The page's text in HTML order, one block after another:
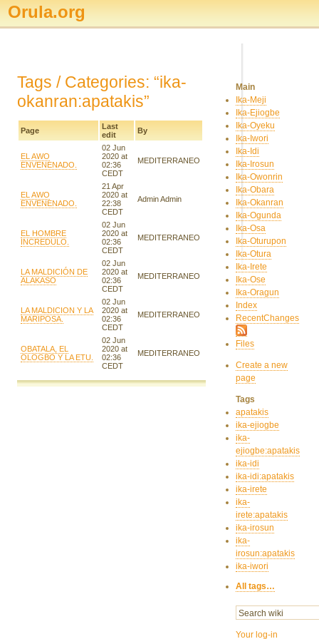
Orula.org
Tags / Categories: “ika-
okanran:apatakis”
Page
Last
edit
By
EL AWO
ENVENENADO.
02 Jun
2020 at
02:36
CEDT
MEDITERRANEO
EL AWO
ENVENENADO.
21 Apr
2020 at
22:38
CEDT
Admin Admin
EL HOMBRE
INCREDULO.
02 Jun
2020 at
02:36
CEDT
MEDITERRANEO
LA MALDICIÓN DE
ALAKASO
02 Jun
2020 at
02:36
CEDT
MEDITERRANEO
LA MALDICION Y LA
MARIPOSA.
02 Jun
2020 at
02:36
CEDT
MEDITERRANEO
OBATALA, EL
OLOGBO Y LA ETU.
02 Jun
2020 at
02:36
CEDT
MEDITERRANEO
Main
Ika-Meji
Ika-Ejiogbe
Ika-Oyeku
Ika-Iwori
Ika-Idi
Ika-Irosun
Ika-Owonrin
Ika-Obara
Ika-Okanran
Ika-Ogunda
Ika-Osa
Ika-Oturupon
Ika-Otura
Ika-Irete
Ika-Ose
Ika-Oragun
Index
RecentChanges
Files
Create a new
page
Tags
apatakis
ika-ejiogbe
ika-
ejiogbe:apatakis
ika-idi
ika-idi:apatakis
ika-irete
ika-
irete:apatakis
ika-irosun
ika-
irosun:apatakis
ika-iwori
All tags…
Your log-in